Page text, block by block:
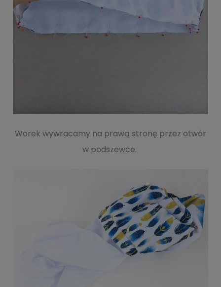
Worek wywracamy na prawą stronę przez otwór
w podszewce.